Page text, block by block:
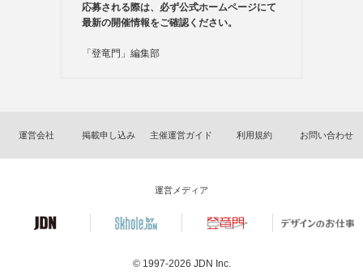
応募される際は、必ず公式ホームページにて
最新の開催情報をご確認ください。
「登竜門」編集部
運営会社 掲載申し込み 主催運営ガイド 利用規約 お問い合わせ
運営メディア
© 1997-2026 JDN Inc.